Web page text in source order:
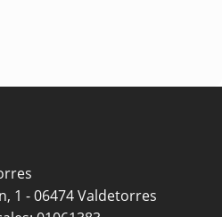
1 - 06474 Valdetorres